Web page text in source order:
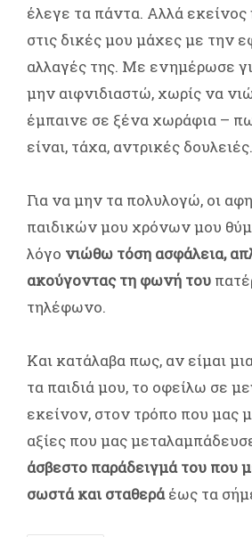
έλεγε τα πάντα. Αλλά
στις δικές μου μάχες με την
αλλαγές της. Με ενημέρωσε
μην αιφνιδιαστώ, χωρίς να
έμπαινε σε ξένα χωράφια –
είναι, τάχα, αντρικές δουλειές.
Για να μην τα πολυλογώ, οι
παιδικών μου χρόνων μου
λόγο νιώθω τόση ασφάλεια,
ακούγοντας τη φωνή του
τηλέφωνο.
Και κατάλαβα πως, αν είμαι
τα παιδιά μου, το οφείλω σε
εκείνον, στον τρόπο που μας
αξίες που μας
άσβεστο παράδειγμά του που
σωστά και σταθεράέως τα